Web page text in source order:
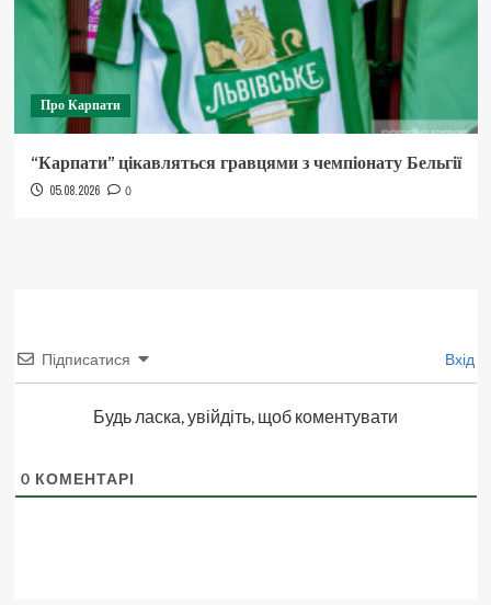
Про Карпати
“Карпати” цікавляться гравцями з чемпіонату Бельгії
05.08.2026 0
Підписатися Вхід
Будь ласка, увійдіть, щоб коментувати
0 КОМЕНТАРІ